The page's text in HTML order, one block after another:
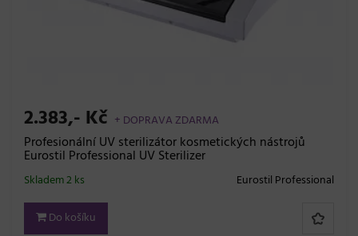
2.383,- Kč + DOPRAVA ZDARMA
Profesionální UV sterilizátor kosmetických nástrojů
Eurostil Professional UV Sterilizer
Eurostil Professional
Skladem 2 ks
Do košíku